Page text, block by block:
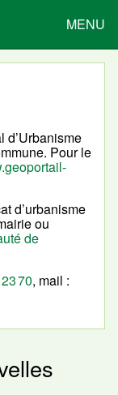
MENU
d’Urbanisme
Pour le
d’urbanisme
ou
de
70, mail :